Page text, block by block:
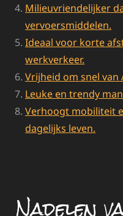
Milieuvriendelijker
vervoersmiddelen.
Ideaal voor korte
werkverkeer.
Vrijheid om snel van
Leuke en trendy
Verhoogt mobiliteit
dagelijks leven.